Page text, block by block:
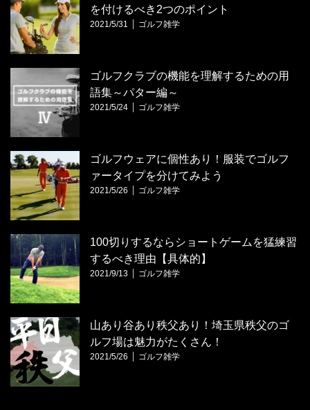
を付けるべき2つのポイント
2021/5/31 ゴルフ雑学
ゴルフクラブの機能を理解するための用
語集～パター編～
2021/5/24 ゴルフ雑学
ゴルフウェアに個性あり！服装でゴルフ
ァータイプを分けてみよう
2021/5/26 ゴルフ雑学
100切りするならショートゲームを猛練習
するべき理由【具体的】
2021/9/13 ゴルフ雑学
山あり谷あり秩父あり！埼玉県秩父のゴ
ルフ場は魅力がたくさん！
2021/5/26 ゴルフ雑学